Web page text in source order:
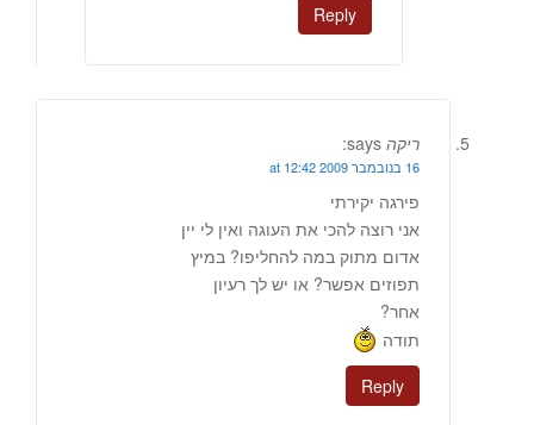
Reply
ריקה says:
16 בנובמבר 2009 at 12:42
פירגה יקירתי
אני רוצה להכי את העוגה ואין לי יין
אדום מתוק במה להחליפו? במיץ
תפוזים אפשר? או יש לך רעיון
אחר?
תודה
Reply